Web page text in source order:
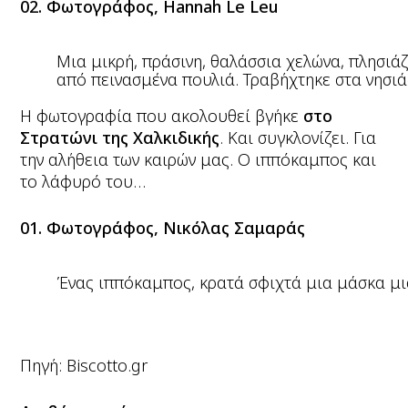
02. Φωτογράφος, Hannah Le Leu
Μια μικρή, πράσινη, θαλάσσια χελώνα,
από πεινασμένα πουλιά. Τραβήχτηκε στα
Η φωτογραφία που ακολουθεί βγήκε στο
Στρατώνι της Χαλκιδικής. Και συγκλονίζει. Για
την αλήθεια των καιρών μας. Ο ιππόκαμπος και
το λάφυρό του…
01. Φωτογράφος, Νικόλας Σαμαράς
Ένας ιππόκαμπος, κρατά σφιχτά μια μάσκα
Πηγή: Biscotto.gr